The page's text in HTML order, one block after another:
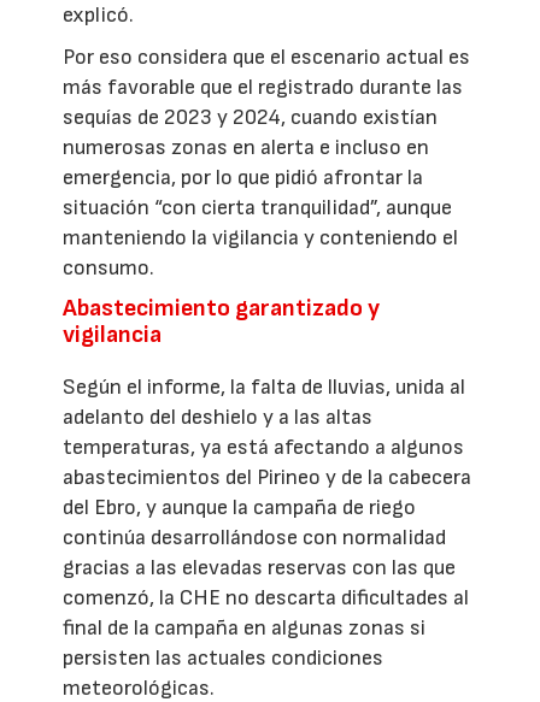
explicó.
Por eso considera que el escenario actual es
más favorable que el registrado durante las
sequías de 2023 y 2024, cuando existían
numerosas zonas en alerta e incluso en
emergencia, por lo que pidió afrontar la
situación “con cierta tranquilidad”, aunque
manteniendo la vigilancia y conteniendo el
consumo.
Abastecimiento garantizado y
vigilancia
Según el informe, la falta de lluvias, unida al
adelanto del deshielo y a las altas
temperaturas, ya está afectando a algunos
abastecimientos del Pirineo y de la cabecera
del Ebro, y aunque la campaña de riego
continúa desarrollándose con normalidad
gracias a las elevadas reservas con las que
comenzó, la CHE no descarta dificultades al
final de la campaña en algunas zonas si
persisten las actuales condiciones
meteorológicas.